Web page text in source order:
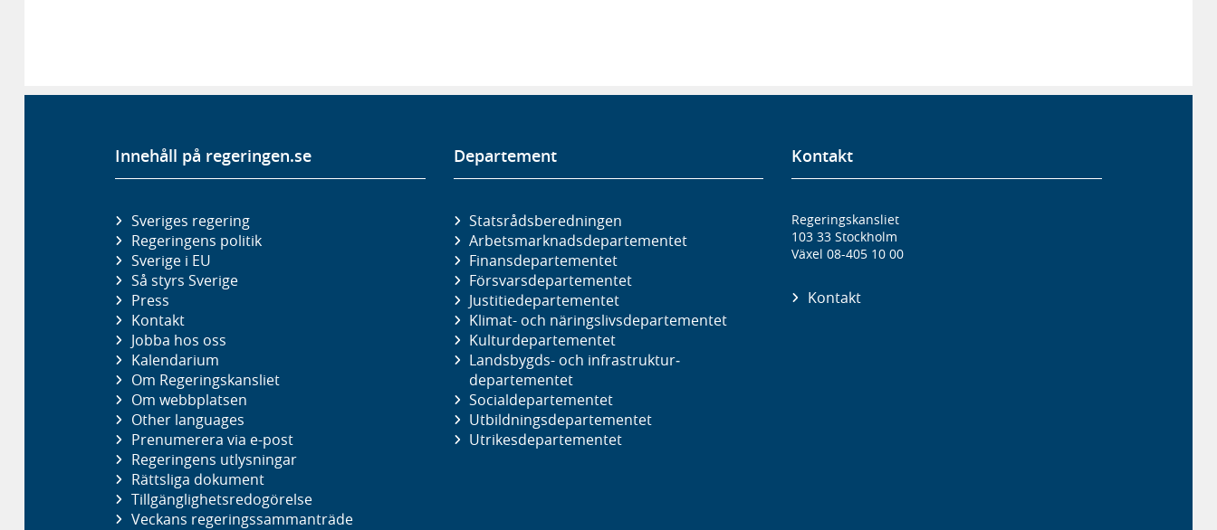
Innehåll på regeringen.se
Sveriges regering
Regeringens politik
Sverige i EU
Så styrs Sverige
Press
Kontakt
Jobba hos oss
Kalendarium
Om Regeringskansliet
Om webbplatsen
Other languages
Prenumerera via e-post
Regeringens utlysningar
Rättsliga dokument
Tillgänglighetsredogörelse
Veckans regeringssammanträde
Departement
Statsrådsberedningen
Arbetsmarknads­departementet
Finans­departementet
Försvars­departementet
Justitie­departementet
Klimat- och näringslivs­departementet
Kultur­departementet
Landsbygds- och infrastruktur­
departementet
Social­departementet
Utbildnings­departementet
Utrikes­departementet
Kontakt
Regeringskansliet
103 33 Stockholm
Växel 08-405 10 00
Kontakt